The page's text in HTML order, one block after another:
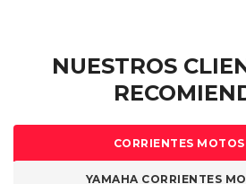
NUESTROS
CORRIENTES
YAMAHA CORRIENTES